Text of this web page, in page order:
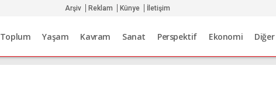
Arşiv Reklam Künye İletişim
Toplum Yaşam Kavram Sanat Perspektif Ekonomi Diğer